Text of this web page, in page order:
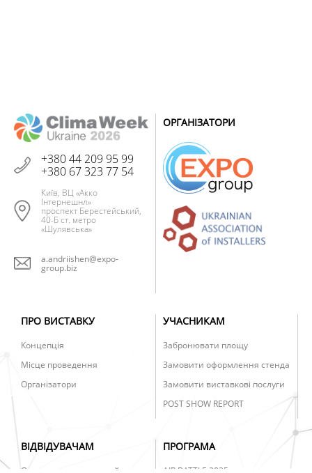
+380 44 209 95 99
+380 67 323 77 54
Київ, ВЦ «Акко
Інтернешнл»
проспект Берестейський,
40-Б ст. метро
«Шулявська»
a.andriishen@expo-
group.biz
ОРГАНІЗАТОРИ
ПРО ВИСТАВКУ
Концепція
Місце проведення
Організатори
УЧАСНИКАМ
Забронювати площу
Замовити оформлення стенда
Замовити виставкові послуги
POST SHOW REPORT
ВІДВІДУВАЧАМ
Отримати електронний
ПРОГРАМА
AIR BATTLE 2025